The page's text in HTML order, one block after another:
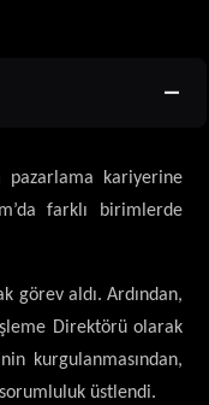
pazarlama kariyerine
farklı birimlerde
görev aldı. Ardından,
Direktörü olarak
kurgulanmasından,
üstlendi.